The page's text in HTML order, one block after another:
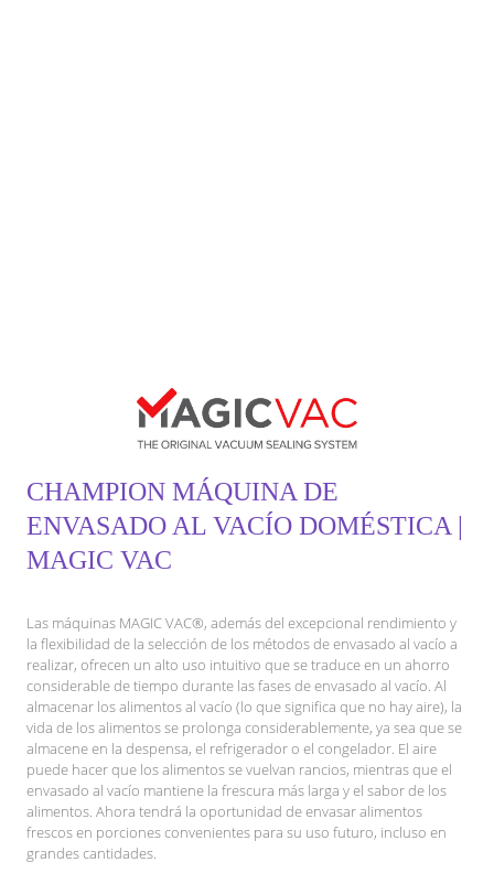
CHAMPION MÁQUINA DE
ENVASADO AL VACÍO DOMÉSTICA |
MAGIC VAC
Las máquinas MAGIC VAC®, además del excepcional rendimiento y
la flexibilidad de la selección de los métodos de envasado al vacío a
realizar, ofrecen un alto uso intuitivo que se traduce en un ahorro
considerable de tiempo durante las fases de envasado al vacío. Al
almacenar los alimentos al vacío (lo que significa que no hay aire), la
vida de los alimentos se prolonga considerablemente, ya sea que se
almacene en la despensa, el refrigerador o el congelador. El aire
puede hacer que los alimentos se vuelvan rancios, mientras que el
envasado al vacío mantiene la frescura más larga y el sabor de los
alimentos. Ahora tendrá la oportunidad de envasar alimentos
frescos en porciones convenientes para su uso futuro, incluso en
grandes cantidades.